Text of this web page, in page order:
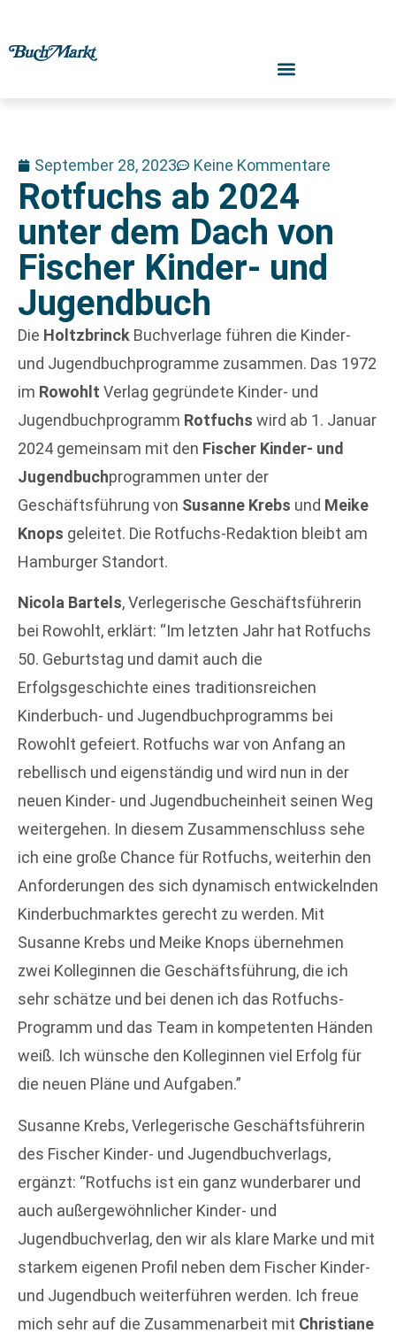
September 28, 2023 Keine Kommentare
Rotfuchs ab 2024
unter dem Dach von
Fischer Kinder- und
Jugendbuch
Die Holtzbrinck Buchverlage führen die Kinder-
und Jugendbuchprogramme zusammen. Das 1972
im Rowohlt Verlag gegründete Kinder- und
Jugendbuchprogramm Rotfuchs wird ab 1. Januar
2024 gemeinsam mit den Fischer Kinder- und
Jugendbuchprogrammen unter der
Geschäftsführung von Susanne Krebs und Meike
Knops geleitet. Die Rotfuchs-Redaktion bleibt am
Hamburger Standort.
Nicola Bartels, Verlegerische Geschäftsführerin
bei Rowohlt, erklärt: “Im letzten Jahr hat Rotfuchs
50. Geburtstag und damit auch die
Erfolgsgeschichte eines traditionsreichen
Kinderbuch- und Jugendbuchprogramms bei
Rowohlt gefeiert. Rotfuchs war von Anfang an
rebellisch und eigenständig und wird nun in der
neuen Kinder- und Jugendbucheinheit seinen Weg
weitergehen. In diesem Zusammenschluss sehe
ich eine große Chance für Rotfuchs, weiterhin den
Anforderungen des sich dynamisch entwickelnden
Kinderbuchmarktes gerecht zu werden. Mit
Susanne Krebs und Meike Knops übernehmen
zwei Kolleginnen die Geschäftsführung, die ich
sehr schätze und bei denen ich das Rotfuchs-
Programm und das Team in kompetenten Händen
weiß. Ich wünsche den Kolleginnen viel Erfolg für
die neuen Pläne und Aufgaben.”
Susanne Krebs, Verlegerische Geschäftsführerin
des Fischer Kinder- und Jugendbuchverlags,
ergänzt: “Rotfuchs ist ein ganz wunderbarer und
auch außergewöhnlicher Kinder- und
Jugendbuchverlag, den wir als klare Marke und mit
starkem eigenen Profil neben dem Fischer Kinder-
und Jugendbuch weiterführen werden. Ich freue
mich sehr auf die Zusammenarbeit mit Christiane